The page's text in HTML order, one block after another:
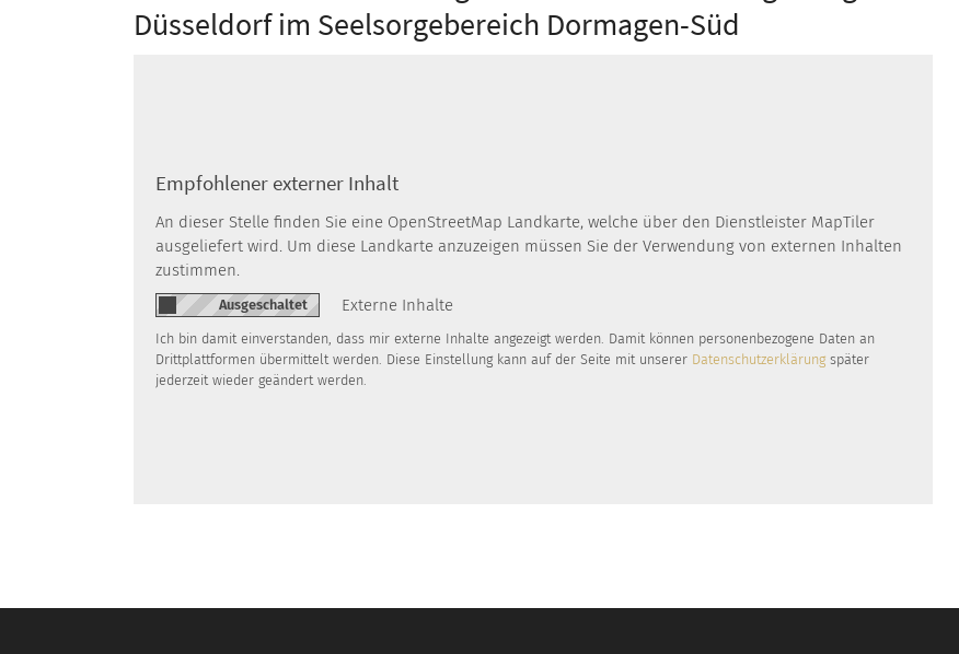
Düsseldorf im Seelsorgebereich Dormagen-Süd
Empfohlener externer Inhalt
An dieser Stelle finden Sie eine OpenStreetMap Landkarte, welche über den Dienstleister MapTiler
ausgeliefert wird. Um diese Landkarte anzuzeigen müssen Sie der Verwendung von externen Inhalten
zustimmen.
Externe Inhalte
Ich bin damit einverstanden, dass mir externe Inhalte angezeigt werden. Damit können personenbezogene Daten an
Drittplattformen übermittelt werden. Diese Einstellung kann auf der Seite mit unserer Datenschutzerklärung später
jederzeit wieder geändert werden.